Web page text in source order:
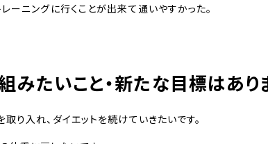
ーニングに行くことが出来て通いやすかった。
みたいこと・新たな目標はあり
り入れ、ダイエットを続けていきたいです。